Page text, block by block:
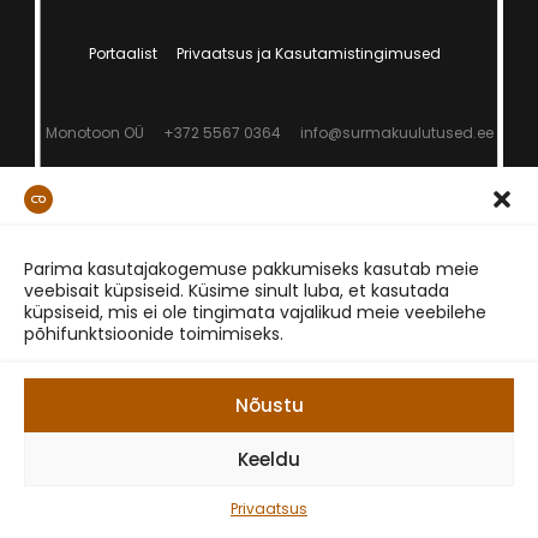
Parima kasutajakogemuse pakkumiseks kasutab meie
veebisait küpsiseid. Küsime sinult luba, et kasutada
küpsiseid, mis ei ole tingimata vajalikud meie veebilehe
põhifunktsioonide toimimiseks.
Nõustu
Keeldu
Privaatsus
Portaalist Privaatsus ja Kasutamistingimused
Monotoon OÜ +372 5567 0364 info@surmakuulutused.ee